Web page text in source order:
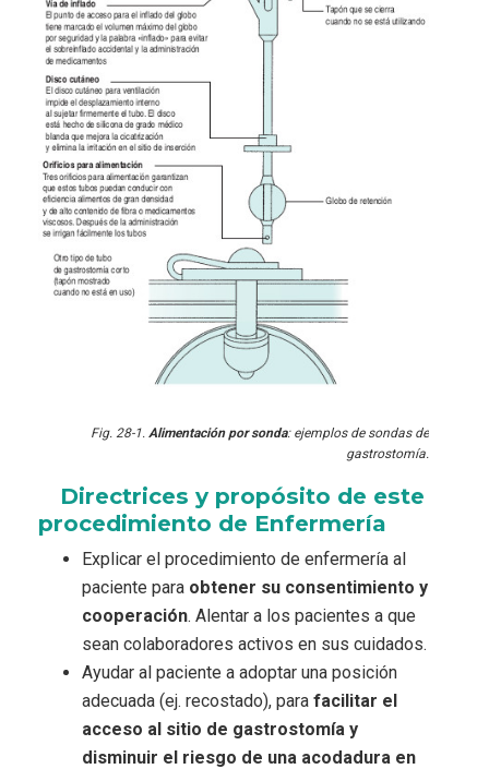
Fig. 28-1. Alimentación por sonda: ejemplos de sondas de
gastrostomía.
Directrices y propósito de este
procedimiento de Enfermería
Explicar el procedimiento de enfermería al
paciente para obtener su consentimiento y
cooperación. Alentar a los pacientes a que
sean colaboradores activos en sus cuidados.
Ayudar al paciente a adoptar una posición
adecuada (ej. recostado), para facilitar el
acceso al sitio de gastrostomía y
disminuir el riesgo de una acodadura en